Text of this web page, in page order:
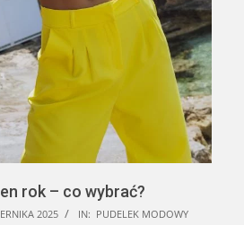
rok – co wybrać?
2025 IN: PUDELEK MODOWY